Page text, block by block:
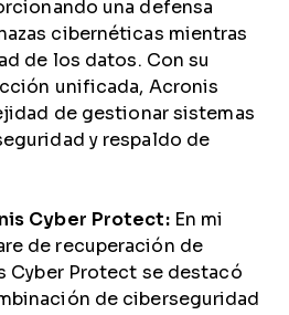
una defensa
cibernéticas mientras
de los datos. Con su
unificada, Acronis
de gestionar sistemas
y respaldo de
Cyber Protect:En mi
de recuperación de
Cyber Protect se destacó
de ciberseguridad